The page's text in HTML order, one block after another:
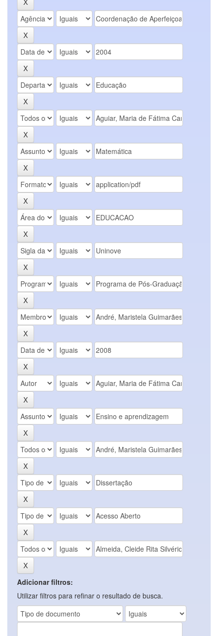
Adicionar filtros:
Utilizar filtros para refinar o resultado de busca.